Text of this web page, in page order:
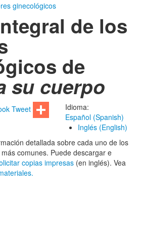
ginecológicos
de los
de
su cuerpo
Idioma:
Español (Spanish)
Inglés (English)
Tweet
detallada sobre cada uno de los
comunes. Puede descargar e
copias impresas (en inglés). Vea